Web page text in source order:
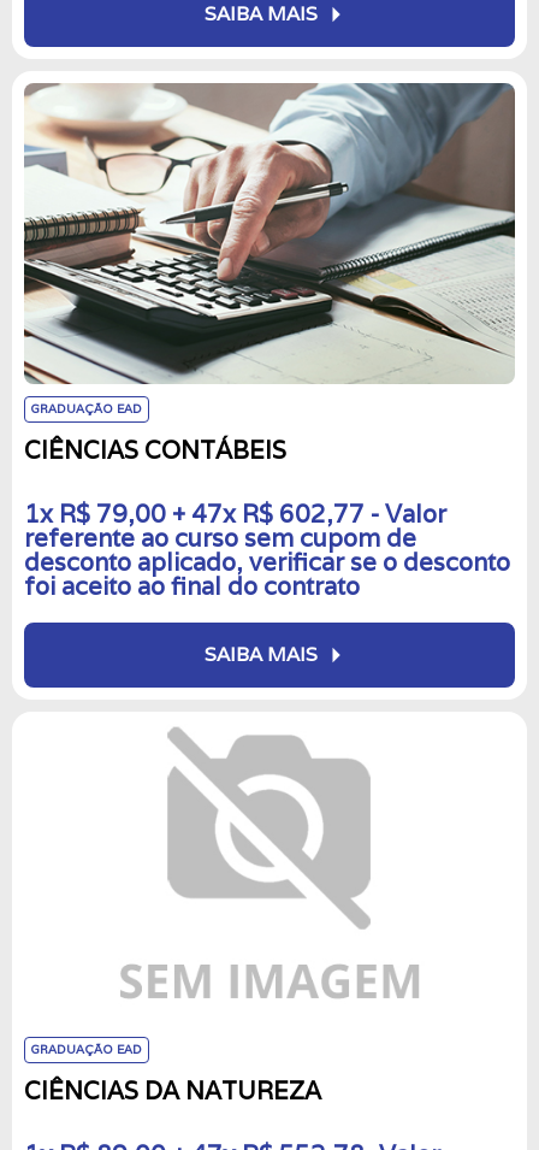
SAIBA MAIS arrow_right
GRADUAÇÃO EAD
CIÊNCIAS CONTÁBEIS
1x R$ 79,00 + 47x R$ 602,77 - Valor
referente ao curso sem cupom de
desconto aplicado, verificar se o desconto
foi aceito ao final do contrato
SAIBA MAIS arrow_right
GRADUAÇÃO EAD
CIÊNCIAS DA NATUREZA